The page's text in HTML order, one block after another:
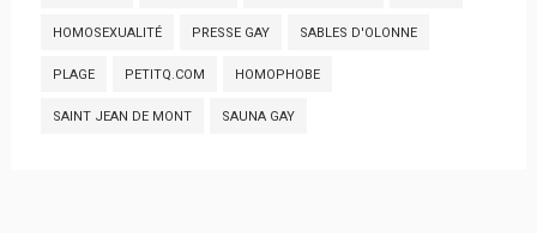
HOMOSEXUALITÉ PRESSE GAY SABLES D'OLONNE
PLAGE PETITQ.COM HOMOPHOBE
SAINT JEAN DE MONT SAUNA GAY